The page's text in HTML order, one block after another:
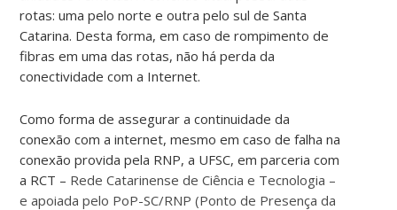
rotas: uma pelo norte e outra pelo sul de Santa
Catarina. Desta forma, em caso de rompimento de
fibras em uma das rotas, não há perda da
conectividade com a Internet.
Como forma de assegurar a continuidade da
conexão com a internet, mesmo em caso de falha na
conexão provida pela RNP, a UFSC, em parceria com
a RCT – Rede Catarinense de Ciência e Tecnologia –
e apoiada pelo PoP-SC/RNP (Ponto de Presença da